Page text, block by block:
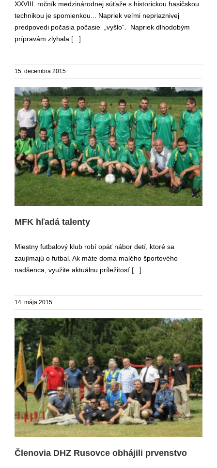
XXVIII. ročník medzinárodnej súťaže s historickou hasičskou
technikou je spomienkou... Napriek veľmi nepriaznivej
predpovedi počasia počasie „vyšlo“. Napriek dlhodobým
prípravám zlyhala [...]
15. decembra 2015
MFK hľadá talenty
MFK hľadá talenty
Miestny futbalový klub robí opäť nábor detí, ktoré sa
zaujímajú o futbal. Ak máte doma malého športového
nadšenca, využite aktuálnu príležitosť [...]
14. mája 2015
Členovia DHZ Rusovce obhájili prvenstvo
Členovia DHZ Rusovce obhájili prvenstvo